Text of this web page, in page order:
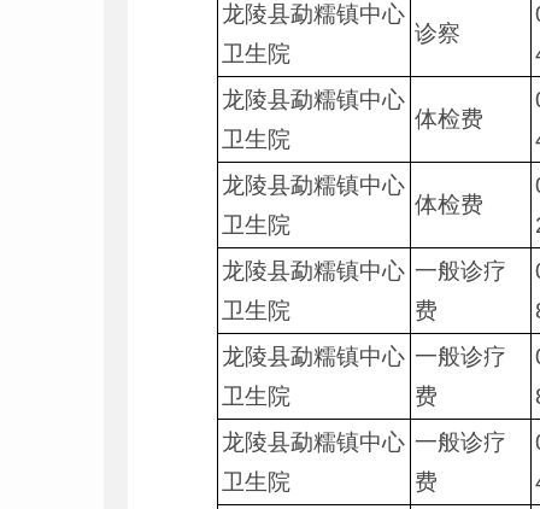
龙陵县勐糯镇中心
卫生院
诊察
龙陵县勐糯镇中心
卫生院
体检费
龙陵县勐糯镇中心
卫生院
体检费
龙陵县勐糯镇中心
卫生院
一般诊疗
费
龙陵县勐糯镇中心
卫生院
一般诊疗
费
龙陵县勐糯镇中心
卫生院
一般诊疗
费